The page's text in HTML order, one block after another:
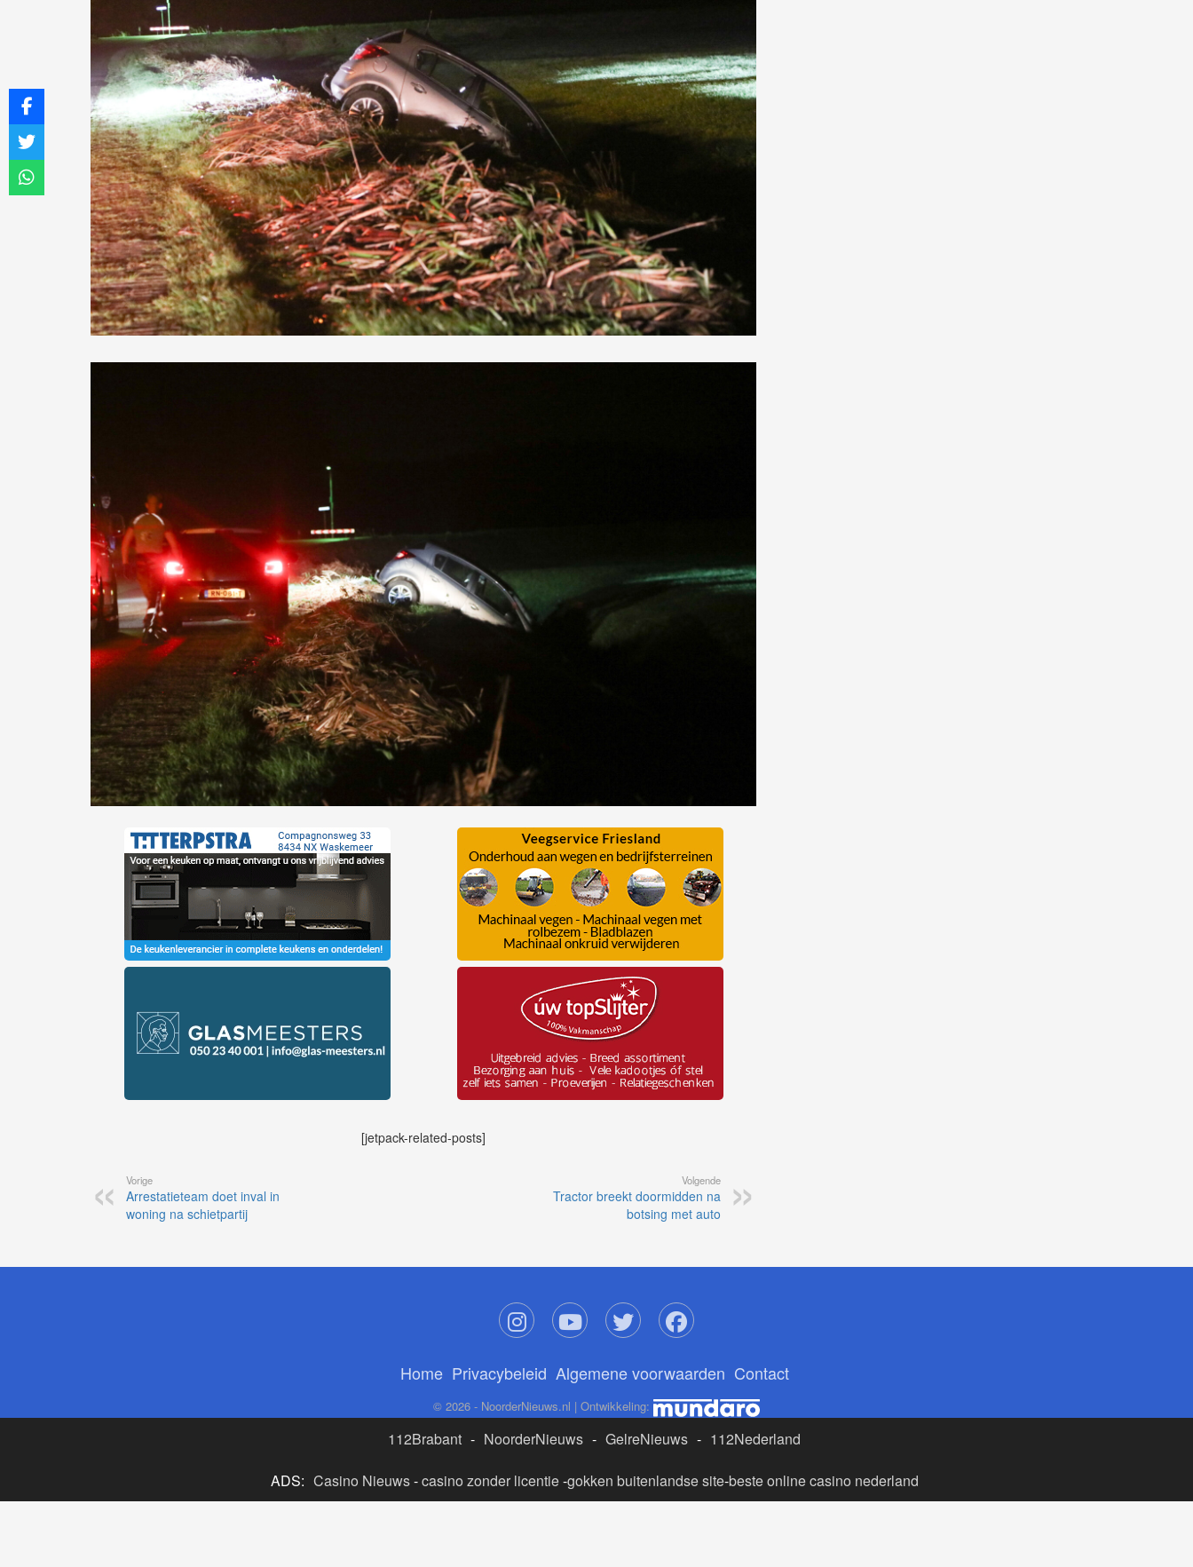
[jetpack-related-posts]
Vorige
Arrestatieteam doet inval in
woning na schietpartij
Volgende
Tractor breekt doormidden na
botsing met auto
Home Privacybeleid Algemene voorwaarden Contact
© 2026 - NoorderNieuws.nl | Ontwikkeling:
112Brabant - NoorderNieuws - GelreNieuws - 112Nederland
ADS: Casino Nieuws-casino zonder licentie-gokken buitenlandse site-beste online casino nederland